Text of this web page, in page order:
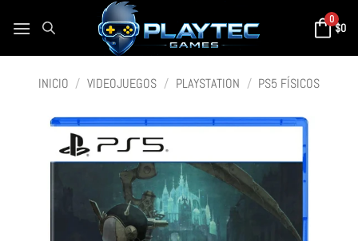
0
$0
INICIO / VIDEOJUEGOS / PLAYSTATION / PS5 FÍSICOS